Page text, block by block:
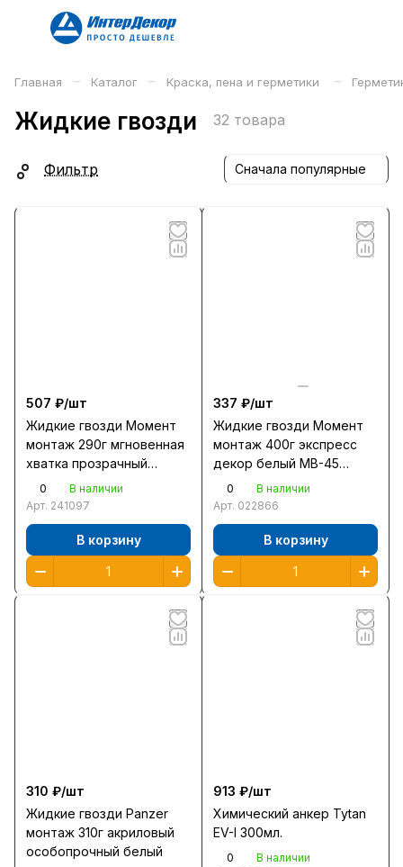
Главная – Каталог – Краска, пена и герметики –
Жидкие гвозди 32 товара
Фильтр Сначала популярные
507 ₽/шт
Жидкие гвозди Момент
монтаж 290г мгновенная
хватка прозрачный
МРп-200 /1455159/12/
0
В наличии
Арт. 241097
В корзину
337 ₽/шт
Жидкие гвозди Момент
монтаж 400г экспресс
декор белый МВ-45
/144709/12/
0
В наличии
Арт. 022866
В корзину
310 ₽/шт
Жидкие гвозди Panzer
монтаж 310г акриловый
особопрочный белый
913 ₽/шт
Химический анкер Tytan
EV-I 300мл.
0
В наличии